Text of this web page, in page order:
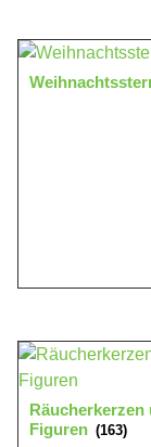
Räucherkerzen
Figuren (163)